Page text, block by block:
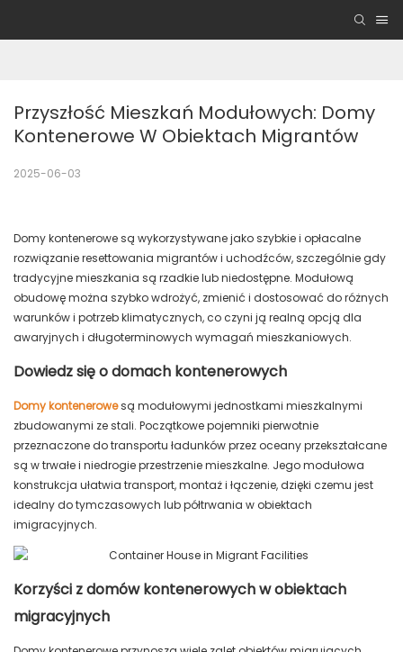
Przyszłość Mieszkań Modułowych: Domy
Kontenerowe W Obiektach Migrantów
2025-06-03
Domy kontenerowe są wykorzystywane jako szybkie i opłacalne
rozwiązanie resettowania migrantów i uchodźców, szczególnie gdy
tradycyjne mieszkania są rzadkie lub niedostępne. Modułową
obudowę można szybko wdrożyć, zmienić i dostosować do różnych
warunków i potrzeb klimatycznych, co czyni ją realną opcją dla
awaryjnych i długoterminowych wymagań mieszkaniowych.
Dowiedz się o domach kontenerowych
Domy kontenerowesą modułowymi jednostkami mieszkalnymi
zbudowanymi ze stali. Początkowe pojemniki pierwotnie
przeznaczone do transportu ładunków przez oceany przekształcane
są w trwałe i niedrogie przestrzenie mieszkalne. Jego modułowa
konstrukcja ułatwia transport, montaż i łączenie, dzięki czemu jest
idealny do tymczasowych lub półtrwania w obiektach
imigracyjnych.
Korzyści z domów kontenerowych w obiektach
migracyjnych